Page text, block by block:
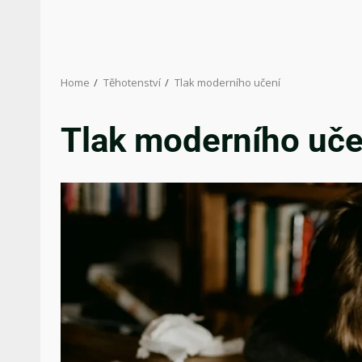
Home Těhotenství Tlak moderního učení
Tlak moderního